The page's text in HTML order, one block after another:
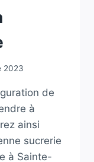
2023
de
à
ainsi
sucrerie
à Sainte-